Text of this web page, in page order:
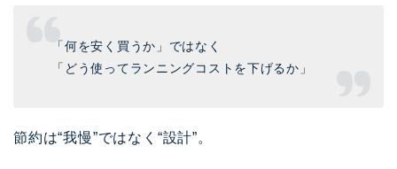
「何を安く買うか」ではなく
「どう使ってランニングコストを下げるか」
節約は“我慢”ではなく“設計”。